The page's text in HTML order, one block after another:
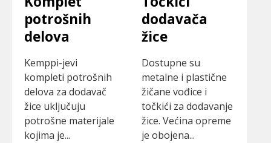
potrošnih
delova
Kemppi-jevi
kompleti potrošnih
delova za dodavač
žice uključuju
potrošne materijale
kojima je...
dodavača
žice
Dostupne su
metalne i plastične
žičane vođice i
točkići za dodavanje
žice. Većina opreme
je obojena...